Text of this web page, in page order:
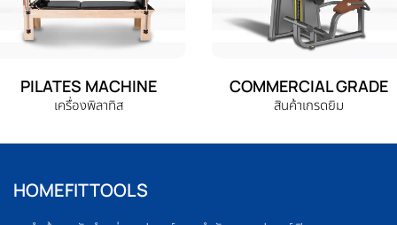
PILATES MACHINE
เครื่องพิลาทิส
COMMERCIAL GRADE
สินค้าเกรดยิม
HOMEFITTOOLS